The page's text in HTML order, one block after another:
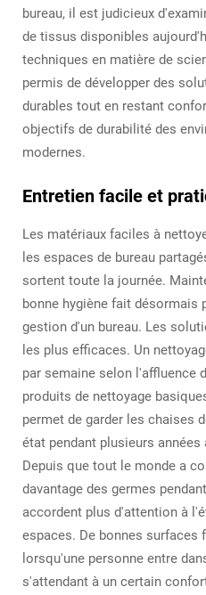
bureau, il est judicieux
de tissus disponibles
techniques en matière de
permis de développer des
durables tout en restant
objectifs de durabilité des
modernes.
Entretien facile et
Les matériaux faciles à
les espaces de bureau
sortent toute la journée.
bonne hygiène fait désormais
gestion d'un bureau. Les
les plus efficaces. Un
par semaine selon l'affluence
produits de nettoyage
permet de garder les chaises
état pendant plusieurs
Depuis que tout le monde a
davantage des germes
accordent plus d'attention à
espaces. De bonnes
lorsqu'une personne entre
s'attendant à un certain